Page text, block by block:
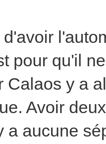
pour qu'il
Calaos y a
Avoir
a aucune